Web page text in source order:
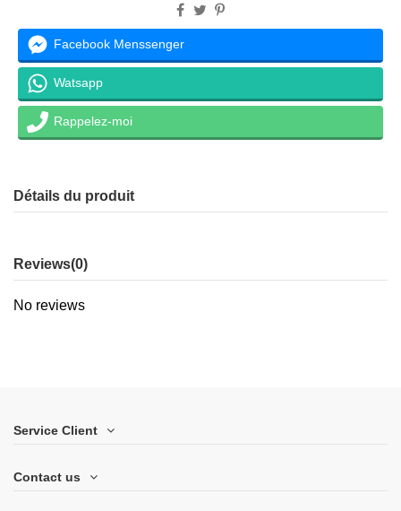
Facebook Menssenger
Watsapp
Rappelez-moi
Détails du produit
Reviews(0)
No reviews
Service Client
Contact us